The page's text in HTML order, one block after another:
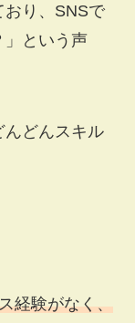
おり、SNSで
」という声
んどんスキル
経験がなく、